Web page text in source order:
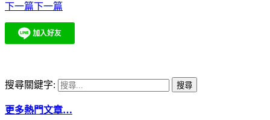
下一篇下一篇
搜尋關鍵字:
更多熱門文章…